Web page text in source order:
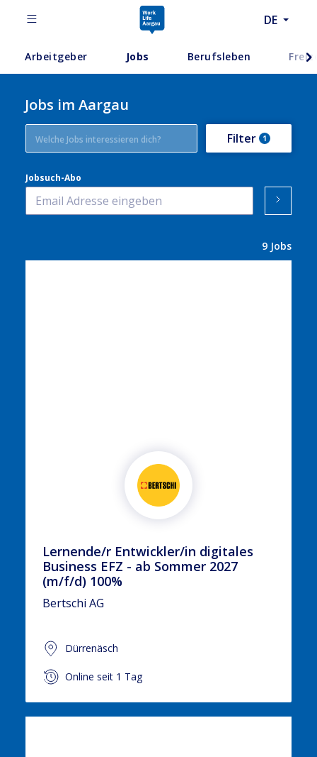
DE
Arbeitgeber Jobs Berufsleben
Jobs im Aargau
Filter 1
Jobsuch-Abo
9 Jobs
Lernende/r Entwickler/in digitales
Business EFZ - ab Sommer 2027
(m/f/d) 100%
Bertschi AG
Dürrenäsch
Online seit 1 Tag